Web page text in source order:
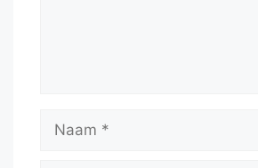
Naam